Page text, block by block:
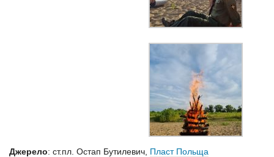
Джерело: ст.пл. Остап Бутилевич, Пласт Польща